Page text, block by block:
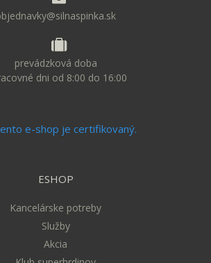
prevádzková doba
dni od 8:00 do 16:00
ESHOP
Kancelárske potreby
Služby
Akcia